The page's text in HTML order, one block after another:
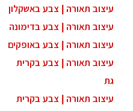
עיצוב תאורה | צבע באשקלון
עיצוב תאורה | צבע בדימונה
עיצוב תאורה | צבע באופקים
עיצוב תאורה | צבע בקרית
גת
עיצוב תאורה | צבע בקרית